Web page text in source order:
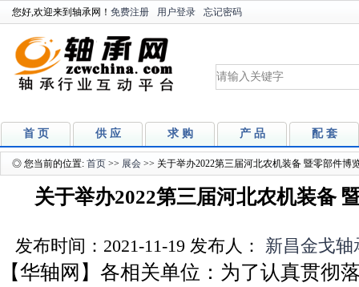
您好,欢迎来到轴承网！ 免费注册 用户登录 忘记密码
首 页 供 应 求 购 产 品 配 套
◎ 您当前的位置: 首页 >> 展会 >> 关于举办2022第三届河北农机装备 暨零部件博
关于举办2022第三届河北农机装备
发布时间：2021-11-19 发布人： 新昌金戈
【华轴网】各相关单位：为了认真贯彻